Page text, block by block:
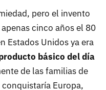
pero el invento
cinco años el 80
Estados Unidos ya era
básico del día
de las familias de
Europa,